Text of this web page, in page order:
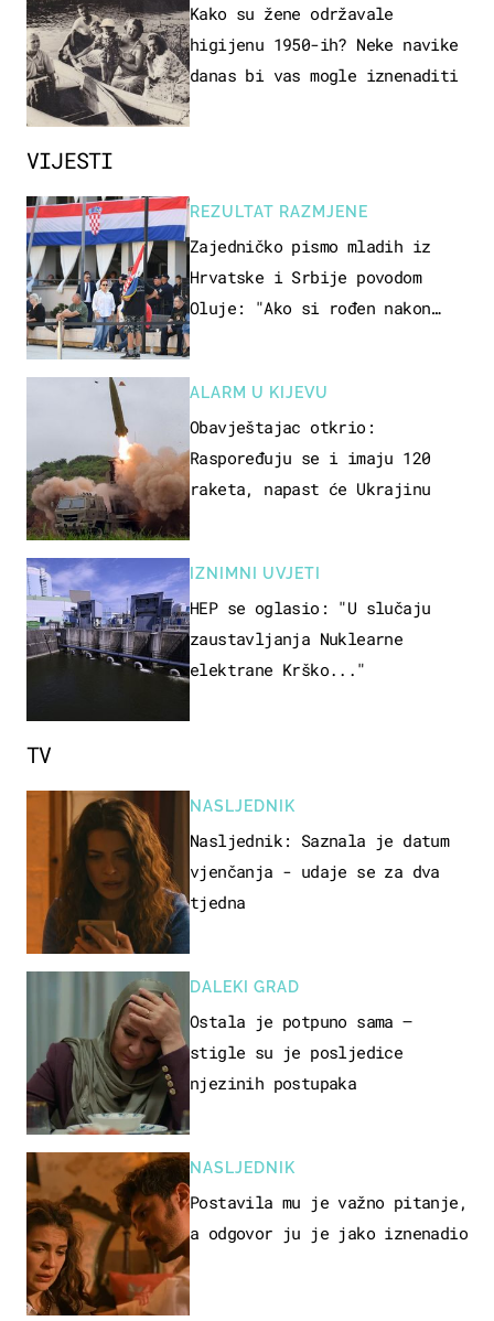
VIJESTI
REZULTAT RAZMJENE
Zajedničko pismo mladih iz
Hrvatske i Srbije povodom
Oluje: "Ako si rođen nakon
ALARM U KIJEVU
Obavještajac otkrio:
Raspoređuju se i imaju 120
raketa, napast će Ukrajinu
IZNIMNI UVJETI
HEP se oglasio: "U slučaju
zaustavljanja Nuklearne
elektrane Krško..."
Kako su žene održavale
higijenu 1950-ih? Neke navike
danas bi vas mogle iznenaditi
TV
NASLJEDNIK
Nasljednik: Saznala je datum
vjenčanja - udaje se za dva
tjedna
DALEKI GRAD
Ostala je potpuno sama –
stigle su je posljedice
njezinih postupaka
NASLJEDNIK
Postavila mu je važno pitanje,
a odgovor ju je jako iznenadio